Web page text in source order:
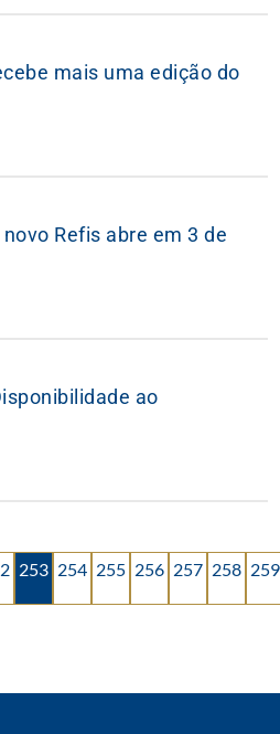
mais uma edição do
Refis abre em 3 de
ao
253 254 255 256 257 258 259